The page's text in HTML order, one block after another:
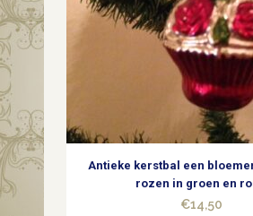
glas
groen
quantity
Antieke kerstbal een
rozen in groen en
€14,50